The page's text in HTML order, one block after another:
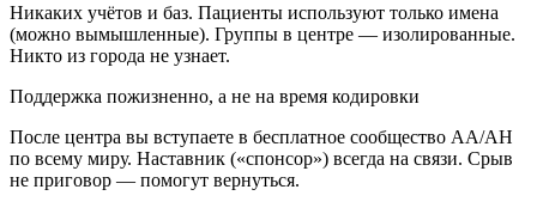
Никаких учётов и баз. Пациенты используют только имена
(можно вымышленные). Группы в центре — изолированные.
Никто из города не узнает.
Поддержка пожизненно, а не на время кодировки
После центра вы вступаете в бесплатное сообщество АА/АН
по всему миру. Наставник («спонсор») всегда на связи. Срыв
не приговор — помогут вернуться.